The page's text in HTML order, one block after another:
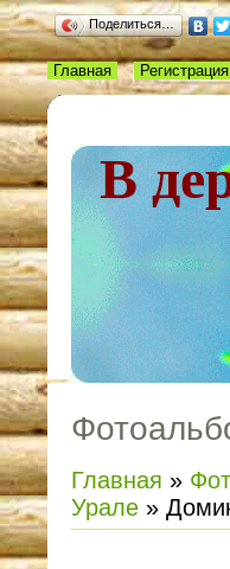
Поделиться…
В
Главная Регистрация
Главная »
Урале »